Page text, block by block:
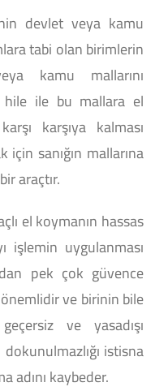
devlet veya kamu
tabi olan birimlerin
kamu mallarını
hile ile bu mallara el
karşıya kalması
sanığın mallarına
araçtır.
el koymanın hassas
işlemin uygulanması
pek çok güvence
ve birinin bile
ve yasadışı
istisna
adını kaybeder.